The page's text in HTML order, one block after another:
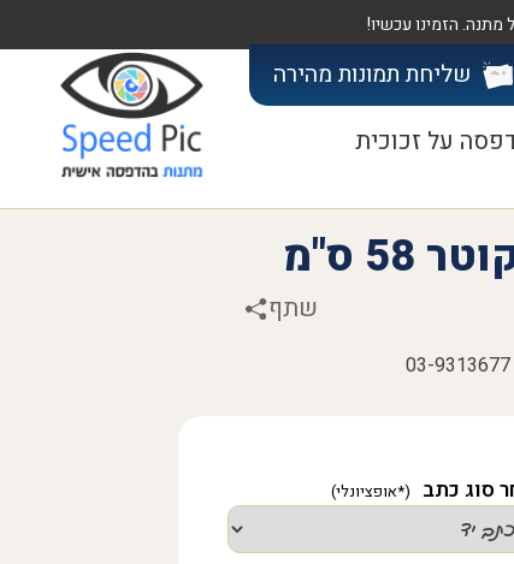
שליחת תמונות מהירה
על זכוכית
ס"מ
שתף
סוג כתב